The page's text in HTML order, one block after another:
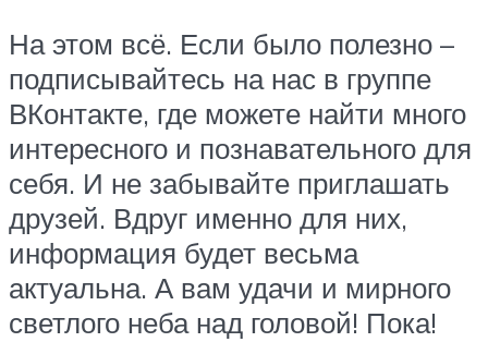
На этом всё. Если было полезно –
подписывайтесь на нас в группе
ВКонтакте, где можете найти много
интересного и познавательного для
себя. И не забывайте приглашать
друзей. Вдруг именно для них,
информация будет весьма
актуальна. А вам удачи и мирного
светлого неба над головой! Пока!